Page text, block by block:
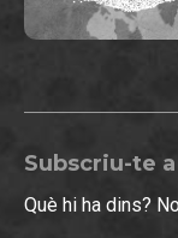
Subscriu-te
Què hi ha dins?